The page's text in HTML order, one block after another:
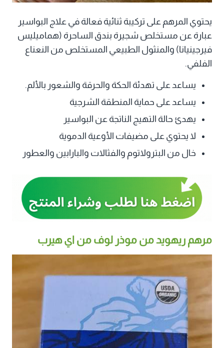
يحتوي المرهم على تركيبة ثنائية فعالة في علاج البواسير
عبارة عن مستخلص شجيرة بندق الساحرة (هماميليس
فيرجينيانا) والمنثول الطبيعي المستخلص من النعناع
الفلفي.
يساعد على تهدئة الحكة والحرقة والشعور بالألم.
يساعد على حماية المنطقة الشرجية
يهدئ حالة التهيج الناتجة عن البواسير
لا يحتوي على مضيفات الأوعية الدموية
خال من البترولاتوم والفثالات والبارابين والعطور
مرهم ريهويد من موذر لوف من اي هيرب